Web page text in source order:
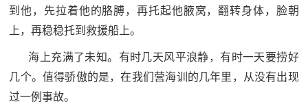
务
役
军
化
到他，先拉着他的胳膊，再托起他腋窝，翻转身体，脸朝
上，再稳稳托到救援船上。
海上充满了未知。有时几天风平浪静，有时一天要捞好
几个。值得骄傲的是，在我们营海训的几年里，从没有出现
过一例事故。